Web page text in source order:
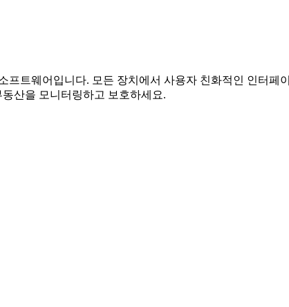
트웨어입니다. 모든 장치에서 사용자 친화적인 인터페
산을 모니터링하고 보호하세요.